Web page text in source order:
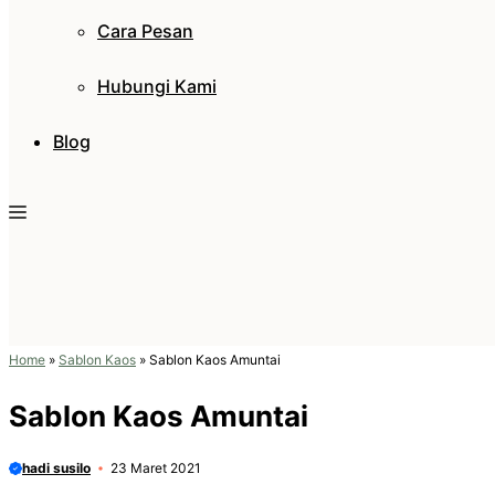
Cara Pesan
Hubungi Kami
Blog
Home » Sablon Kaos » Sablon Kaos Amuntai
Sablon Kaos Amuntai
hadi susilo 23 Maret 2021